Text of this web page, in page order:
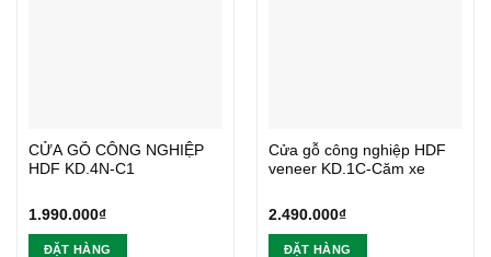
CỬA GỖ CÔNG NGHIỆP
HDF KD.4N-C1
1.990.000₫
ĐẶT HÀNG
Cửa gỗ công nghiệp HDF
veneer KD.1C-Căm xe
2.490.000₫
ĐẶT HÀNG